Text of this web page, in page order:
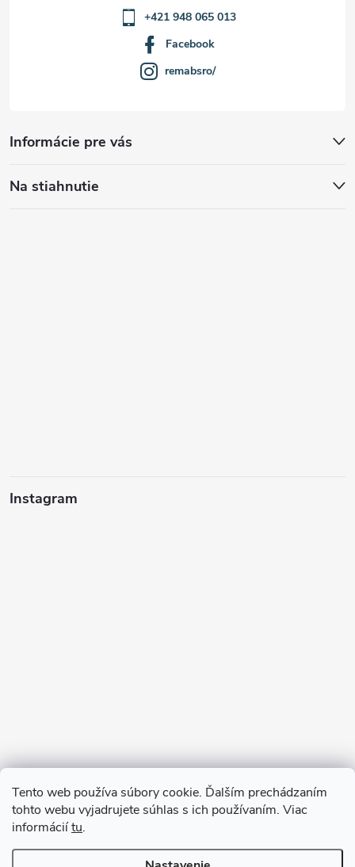
Tento web používa súbory cookie. Ďalším prechádzaním
tohto webu vyjadrujete súhlas s ich používaním. Viac
informáciítu.
Informácie pre vás
Na stiahnutie
Instagram
Sledovať na Instagrame
+421 948 065 013
Facebook
remabsro/